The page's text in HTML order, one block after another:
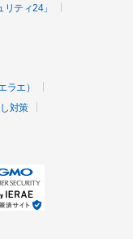
ティ24」
ラエ）
対策